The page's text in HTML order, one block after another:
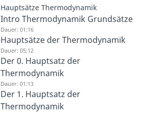
Hauptsätze Thermodynamik
Intro Thermodynamik Grundsätze
Dauer: 01:16
Hauptsätze der Thermodynamik
Dauer: 05:12
Der 0. Hauptsatz der
Thermodynamik
Dauer: 01:13
Der 1. Hauptsatz der
Thermodynamik